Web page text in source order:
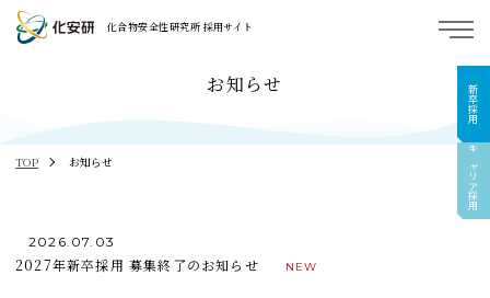
化合物安全性研究所 採用サイト
新卒採用
キャリア採用
お知らせ
TOP お知らせ
2026.07.03
2027年新卒採用 募集終了のお知らせ